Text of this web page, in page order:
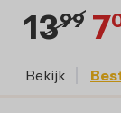
1399 7
Bekijk